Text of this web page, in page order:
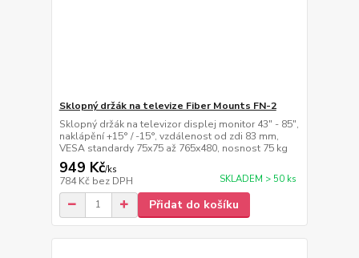
Sklopný držák na televize Fiber Mounts FN-2
Sklopný držák na televizor displej monitor 43" - 85",
naklápění +15° / -15°, vzdálenost od zdi 83 mm,
VESA standardy 75x75 až 765x480, nosnost 75 kg
949 Kč/ks
784 Kč bez DPH SKLADEM > 50 ks
Přidat do košíku